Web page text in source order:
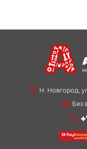
Н. Новгород,
Без